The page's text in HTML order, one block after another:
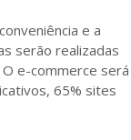
e a
serão realizadas
e-commerce será
65% sites